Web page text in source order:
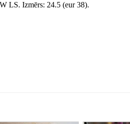
LS. Izmērs: 24.5 (eur 38).